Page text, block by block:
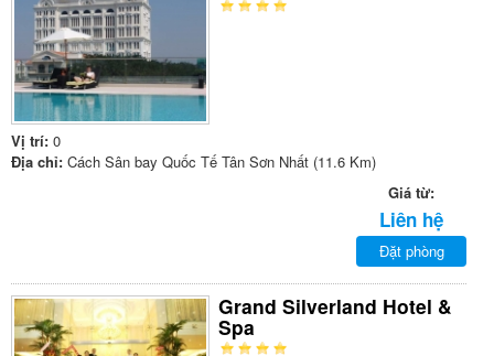
Vị trí: 0
Địa chỉ: Cách Sân bay Quốc Tế Tân Sơn Nhất (11.6 Km)
Giá từ:
Liên hệ
Đặt phòng
Grand Silverland Hotel &
Spa